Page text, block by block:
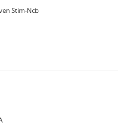
Stim-Ncb